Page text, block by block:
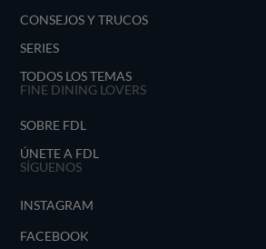
CONSEJOS Y TRUCOS
SERIES
TODOS LOS TEMAS
FINE DINING LOVERS
SOBRE FDL
ÚNETE A FDL
SÍGUENOS
INSTAGRAM
FACEBOOK